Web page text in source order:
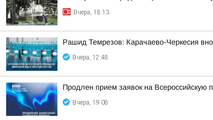
Вчера, 18:13
Рашид Темрезов: Карачаево-Черкесия
Вчера, 12:48
Продлен прием заявок на
Вчера, 19:08